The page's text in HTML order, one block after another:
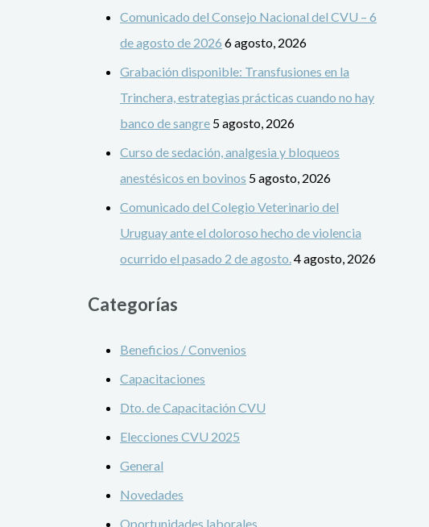
Comunicado del Consejo Nacional del CVU – 6
de agosto de 2026 6 agosto, 2026
Grabación disponible: Transfusiones en la
Trinchera, estrategias prácticas cuando no hay
banco de sangre 5 agosto, 2026
Curso de sedación, analgesia y bloqueos
anestésicos en bovinos 5 agosto, 2026
Comunicado del Colegio Veterinario del
Uruguay ante el doloroso hecho de violencia
ocurrido el pasado 2 de agosto.4 agosto, 2026
Categorías
Beneficios / Convenios
Capacitaciones
Dto. de Capacitación CVU
Elecciones CVU 2025
General
Novedades
Oportunidades laborales